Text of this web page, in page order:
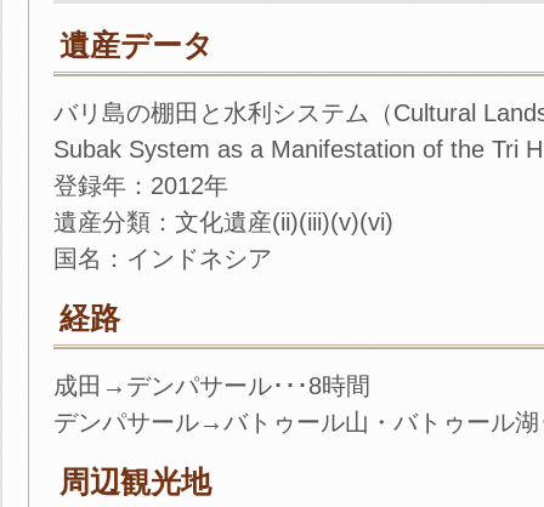
遺産データ
バリ島の棚田と水利システム（Cultural
Subak System as a Manifestation of the Tri
登録年：2012年
遺産分類：文化遺産(ii)(iii)(v)(vi)
国名：インドネシア
経路
成田→デンパサール･･･8時間
デンパサール→バトゥール山・バトゥール湖
周辺観光地